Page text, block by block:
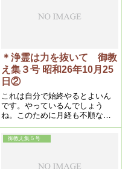
たわけです。という事は、神様
月十五日にその神事を行って十
五日の夜帰って来て、明くる日
に下駄屋の職人で海に飛び込ん
で死んだ
＊浄霊は力を抜いて 御教
え集３号 昭和26年10月25
日②
これは自分で始終やるとよいん
です。やっているんでしょう
ね。このために月経も不順なん
だ。これは浄霊する人の霊力が
いかんです。霊力が強ければじ
き治っちゃう。霊力が弱いとい
んぜん力を入れなければ非常に
御教え集５号